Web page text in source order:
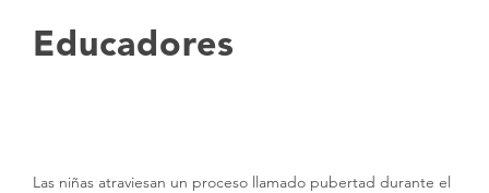
Educadores
Las niñas atraviesan un proceso llamado pubertad durante el